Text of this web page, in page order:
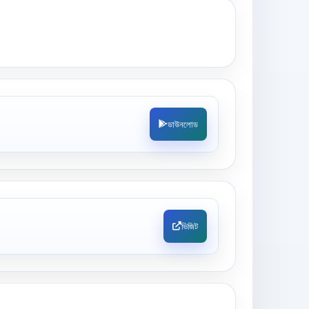
ডাউনলোড
ভিজিট